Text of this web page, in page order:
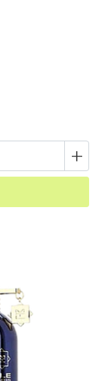
+